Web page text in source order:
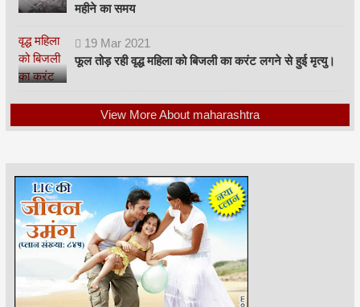
महीने का समय
19 Mar 2021
फूल तोड़ रही वृद्ध महिला को बिजली का करंट लगने से हुई मृत्यु।
View More About maharashtra